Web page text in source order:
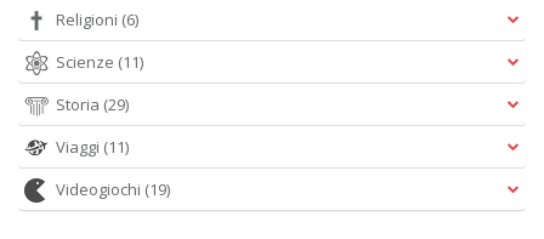
Religioni (6)
Scienze (11)
Storia (29)
Viaggi (11)
Videogiochi (19)